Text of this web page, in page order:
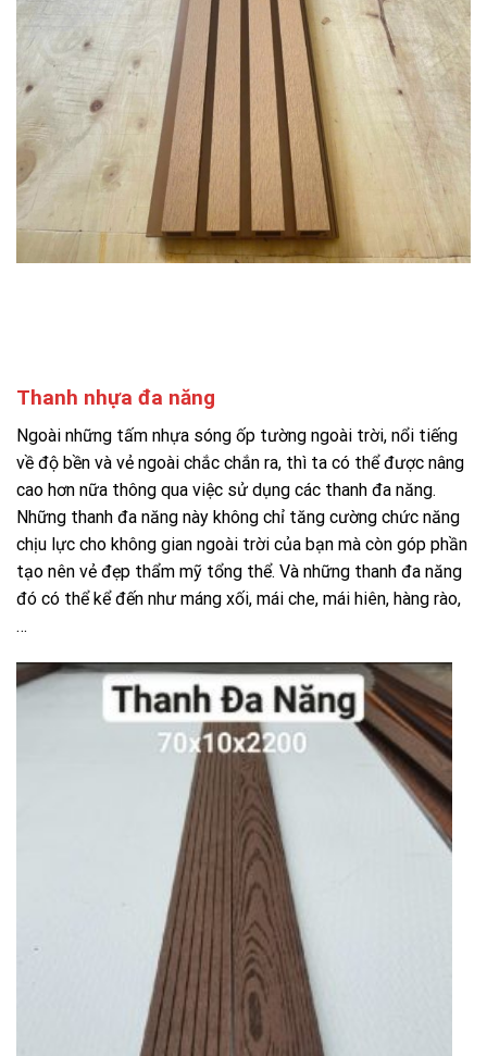
Thanh nhựa đa năng
Ngoài những tấm nhựa sóng ốp tường ngoài trời, nổi tiếng
về độ bền và vẻ ngoài chắc chắn ra, thì ta có thể được nâng
cao hơn nữa thông qua việc sử dụng các thanh đa năng.
Những thanh đa năng này không chỉ tăng cường chức năng
chịu lực cho không gian ngoài trời của bạn mà còn góp phần
tạo nên vẻ đẹp thẩm mỹ tổng thể. Và những thanh đa năng
đó có thể kể đến như máng xối, mái che, mái hiên, hàng rào,
…